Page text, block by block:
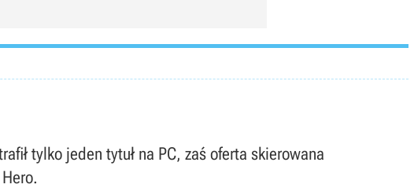
tylko jeden tytuł na PC, zaś oferta skierowana